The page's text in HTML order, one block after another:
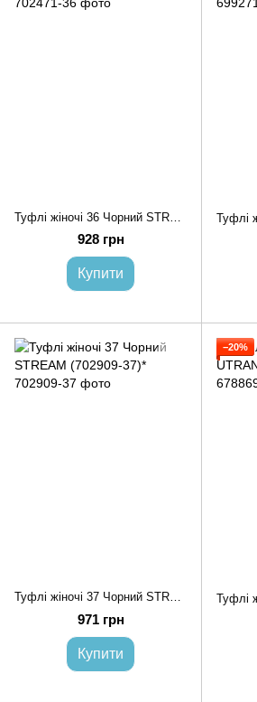
928 грн
Купити
Туфлі жіночі 37 Чорний STREAM (702909-37)*
971 грн
Купити
−20%